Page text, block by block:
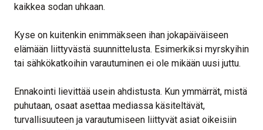
kaikkea sodan uhkaan.
Kyse on kuitenkin enimmäkseen ihan jokapäiväiseen
elämään liittyvästä suunnittelusta. Esimerkiksi myrskyihin
tai sähkökatkoihin varautuminen ei ole mikään uusi juttu.
Ennakointi lievittää usein ahdistusta. Kun ymmärrät, mistä
puhutaan, osaat asettaa mediassa käsiteltävät,
turvallisuuteen ja varautumiseen liittyvät asiat oikeisiin